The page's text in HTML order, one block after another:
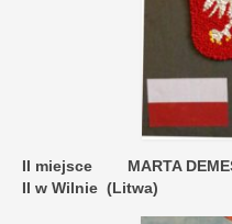
II miejsce MARTA
II w Wilnie (Litwa)